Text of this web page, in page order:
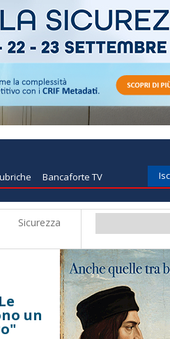
Bancaforte TV
Sicurezza
un